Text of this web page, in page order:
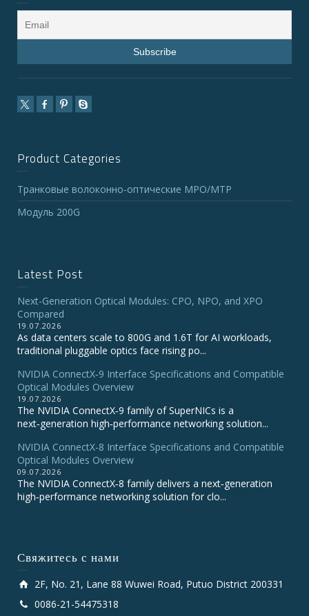
Product Categories
Транковые волоконно-оптические MPO/MTP
Модуль 200G
Latest Post
Next-Generation Optical Modules: CPO, NPO, and XPO
Compared
19.07.2026
As data centers scale to 800G and 1.6T for AI workloads,
traditional pluggable optics face rising po...
NVIDIA ConnectX‑9 Interface Specifications and Compatible
Optical Modules Overview
19.07.2026
The NVIDIA ConnectX‑9 family of SuperNICs is a
next‑generation high‑performance networking solution...
NVIDIA ConnectX-8 Interface Specifications and Compatible
Optical Modules Overview
09.07.2026
The NVIDIA ConnectX‑8 family delivers a next‑generation
high‑performance networking solution for clo...
Свяжитесь с нами
2F, No. 21, Lane 88 Wuwei Road, Putuo District 200331
0086-21-54475318